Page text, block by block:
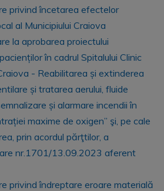
privind încetarea efectelor
al Municipiului Craiova
la aprobarea proiectului
în cadrul Spitalului Clinic
- Reabilitarea și extinderea
și tratarea aerului, fluide
și alarmare incendii în
maxime de oxigen’’ şi, pe cale
prin acordul părţtilor, a
nr.1701/13.09.2023 aferent
privind îndreptare eroare materială